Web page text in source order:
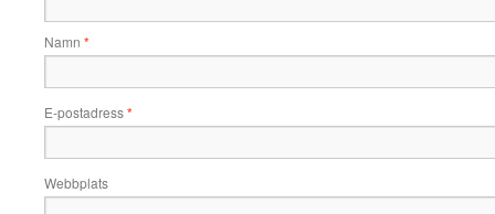
Namn *
E-postadress*
Webbplats